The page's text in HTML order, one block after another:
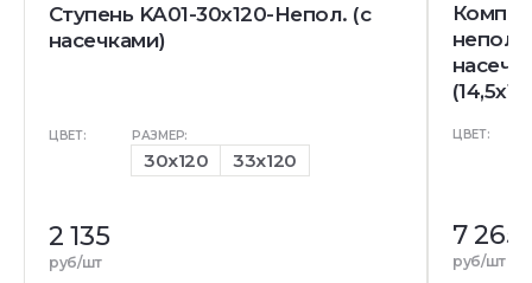
Ступень KA01-30x120-Непол. (с
насечками)
ЦВЕТ: РАЗМЕР:
30x120 33x120
2 135
руб/шт
непол.
ЦВЕТ:
7 265
руб/шт